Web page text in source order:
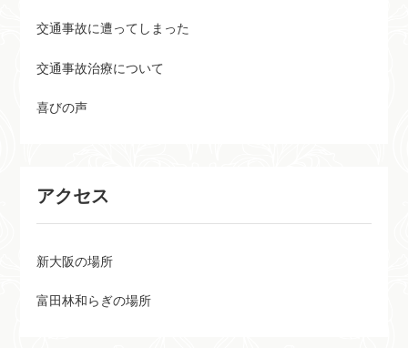
交通事故に遭ってしまった
交通事故治療について
喜びの声
アクセス
新大阪の場所
富田林和らぎの場所